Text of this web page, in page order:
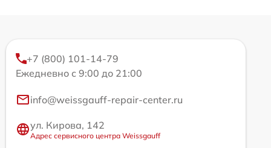
+7 (800) 101-14-79
Ежедневно с 9:00 до 21:00
info@weissgauff-repair-center.ru
ул. Кирова, 142
Адрес сервисного центра Weissgauff